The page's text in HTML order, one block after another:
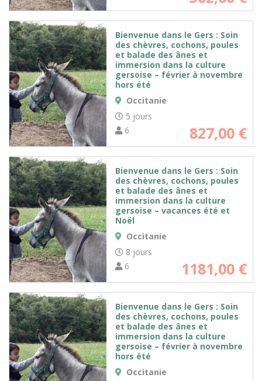
Bienvenue dans le Gers : Soin
des chèvres, cochons, poules
et balade des ânes et
immersion dans la culture
gersoise – février à novembre
hors été
Occitanie
5 jours
6
827,00 €
Bienvenue dans le Gers : Soin
des chèvres, cochons, poules
et balade des ânes et
immersion dans la culture
gersoise – vacances été et
Noël
Occitanie
8 jours
6
1181,00 €
Bienvenue dans le Gers : Soin
des chèvres, cochons, poules
et balade des ânes et
immersion dans la culture
gersoise – février à novembre
hors été
Occitanie